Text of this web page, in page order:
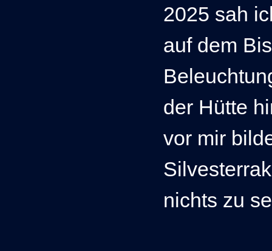
2025 sah
auf dem
der Hütte
vor mir
nichts zu